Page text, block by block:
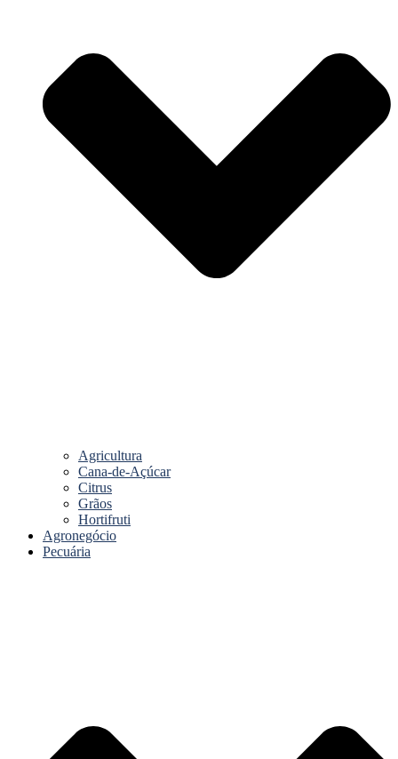
Agricultura
Cana-de-Açúcar
Citrus
Grãos
Hortifruti
Agronegócio
Pecuária